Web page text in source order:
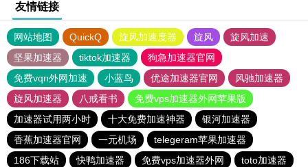
友情链接
网站地图 QuickQ 旋风加速度器 旋风
旋风加速
坚果加速器
tiktok加速器
狗急加速器官网
免费vqn外网加速
小蓝鸟 优途加速器官网
风驰加速器
旋风加速器
八戒看书
免费vps加速器外网苹果版
加速器试用两小时
十大免费加速神器
银河加速器
香蕉加速器官网
一元机场
telegeram苹果加速器
186下载站
快鸭加速器 免费vps加速器外网 toto加速器